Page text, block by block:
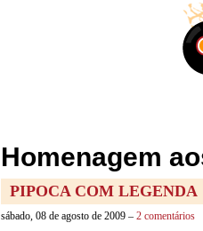
Homenagem
PIPOCA COM LEGENDA
sábado, 08 de agosto de 2009 – 2 comentários